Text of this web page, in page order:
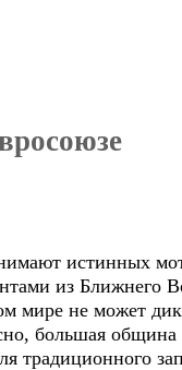
истинных
из Ближнего
мире не может
большая община
традиционного